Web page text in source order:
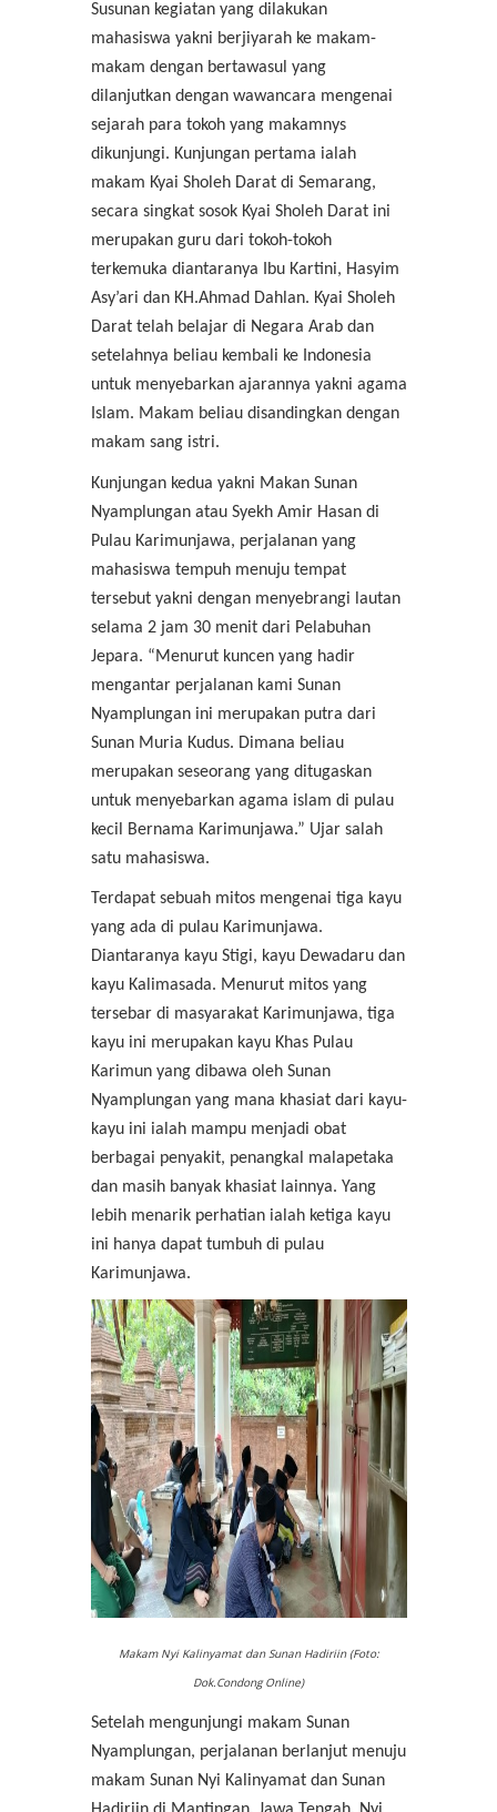
Susunan kegiatan yang dilakukan
mahasiswa yakni berjiyarah ke makam-
makam dengan bertawasul yang
dilanjutkan dengan wawancara mengenai
sejarah para tokoh yang makamnys
dikunjungi. Kunjungan pertama ialah
makam Kyai Sholeh Darat di Semarang,
secara singkat sosok Kyai Sholeh Darat ini
merupakan guru dari tokoh-tokoh
terkemuka diantaranya Ibu Kartini, Hasyim
Asy’ari dan KH.Ahmad Dahlan. Kyai Sholeh
Darat telah belajar di Negara Arab dan
setelahnya beliau kembali ke Indonesia
untuk menyebarkan ajarannya yakni agama
Islam. Makam beliau disandingkan dengan
makam sang istri.
Kunjungan kedua yakni Makan Sunan
Nyamplungan atau Syekh Amir Hasan di
Pulau Karimunjawa, perjalanan yang
mahasiswa tempuh menuju tempat
tersebut yakni dengan menyebrangi lautan
selama 2 jam 30 menit dari Pelabuhan
Jepara. “Menurut kuncen yang hadir
mengantar perjalanan kami Sunan
Nyamplungan ini merupakan putra dari
Sunan Muria Kudus. Dimana beliau
merupakan seseorang yang ditugaskan
untuk menyebarkan agama islam di pulau
kecil Bernama Karimunjawa.” Ujar salah
satu mahasiswa.
Terdapat sebuah mitos mengenai tiga kayu
yang ada di pulau Karimunjawa.
Diantaranya kayu Stigi, kayu Dewadaru dan
kayu Kalimasada. Menurut mitos yang
tersebar di masyarakat Karimunjawa, tiga
kayu ini merupakan kayu Khas Pulau
Karimun yang dibawa oleh Sunan
Nyamplungan yang mana khasiat dari kayu-
kayu ini ialah mampu menjadi obat
berbagai penyakit, penangkal malapetaka
dan masih banyak khasiat lainnya. Yang
lebih menarik perhatian ialah ketiga kayu
ini hanya dapat tumbuh di pulau
Karimunjawa.
Makam Nyi Kalinyamat dan Sunan Hadiriin (Foto:
Dok.Condong Online)
Setelah mengunjungi makam Sunan
Nyamplungan, perjalanan berlanjut menuju
makam Sunan Nyi Kalinyamat dan Sunan